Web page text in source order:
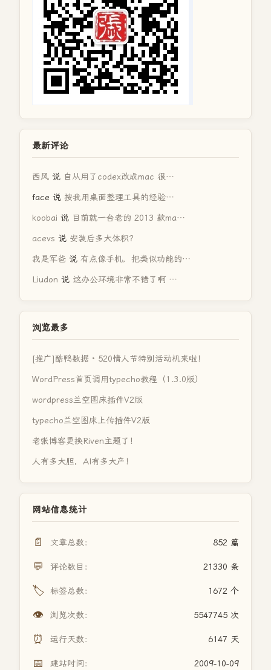
最新评论
西风 说 自从用了codex改成mac 很…
face 说 按我用桌面整理工具的经验…
koobai 说 目前就一台老的 2013 款ma…
acevs 说 安装后多大体积？
我是军爸 说 有点像手机，把类似功能的…
Liudon 说 这办公环境非常不错了啊 …
浏览最多
[推广]酷鸭数据 · 520情人节特别活动机来啦！
WordPress首页调用typecho教程（1.3.0版）
wordpress兰空图床插件V2版
typecho兰空图床上传插件V2版
老张博客更换Riven主题了！
人有多大胆，AI有多大产！
网站信息统计
📄 文章总数： 852 篇
💬 评论数目： 21330 条
🏷️ 标签总数： 1672 个
👁️ 浏览次数： 5547745 次
⏰ 运行天数： 6147 天
📅 建站时间： 2009-10-09